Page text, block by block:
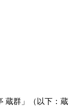
蔵群」（以下：蔵